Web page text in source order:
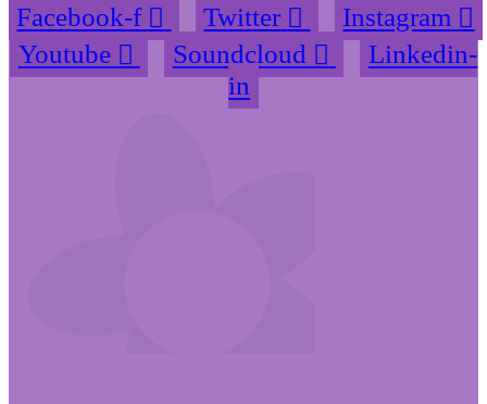
Facebook-f Twitter
Instagram
Youtube
Soundcloud
Linkedin-
in